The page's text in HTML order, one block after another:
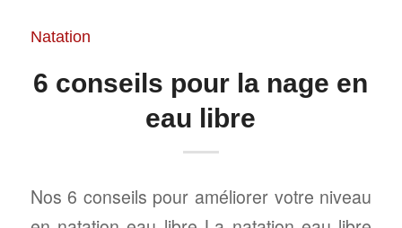
Natation
6 conseils pour la nage en
eau libre
Nos 6 conseils pour améliorer votre niveau